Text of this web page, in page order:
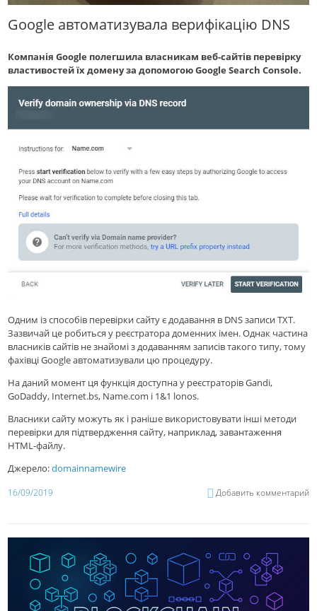
Google автоматизувала верифікацію DNS
Компанія Google полегшила власникам веб-сайтів перевірку
властивостей їх домену за допомогою Google Search Console.
Одним із способів перевірки сайту є додавання в DNS записи TXT.
Зазвичай це робиться у реєстратора доменних імен. Однак частина
власників сайтів не знайомі з додаванням записів такого типу, тому
фахівці Google автоматизували цю процедуру.
На даний момент ця функція доступна у реєстраторів Gandi,
GoDaddy, Internet.bs, Name.com і 1&1 lonos.
Власники сайту можуть як і раніше використовувати інші методи
перевірки для підтвердження сайту, наприклад, завантаження
HTML-файлу.
Джерело:domainnamewire
16/09/2019 Добавить комментарий